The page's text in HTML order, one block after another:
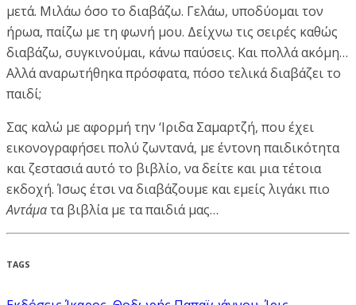
μετά. Μιλάω όσο το διαβάζω. Γελάω, υποδύομαι τον
ήρωα, παίζω με τη φωνή μου. Δείχνω τις σειρές καθώς
διαβάζω, συγκινούμαι, κάνω παύσεις. Και πολλά ακόμη…
Αλλά αναρωτήθηκα πρόσφατα, πόσο τελικά διαβάζει το
παιδί;
Σας καλώ με αφορμή την ‘Ιριδα Σαμαρτζή, που έχει
εικονογραφήσει πολύ ζωντανά, με έντονη παιδικότητα
και ζεστασιά αυτό το βιβλίο, να δείτε και μια τέτοια
εκδοχή. Ίσως έτσι να διαβάζουμε και εμείς λιγάκι πιο
Αντάματα βιβλία με τα παιδιά μας…
TAGS